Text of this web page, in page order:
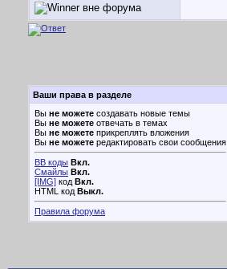
Ваши права в разделе
Вы не можете создавать новые темы
Вы не можете отвечать в темах
Вы не можете прикреплять вложения
Вы не можете редактировать свои сообщения
BB коды Вкл.
Смайлы Вкл.
[IMG] код Вкл.
HTML код Выкл.
Правила форума